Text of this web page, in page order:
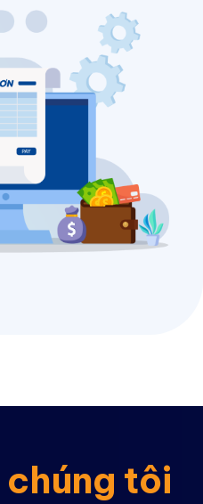
chúng tôi